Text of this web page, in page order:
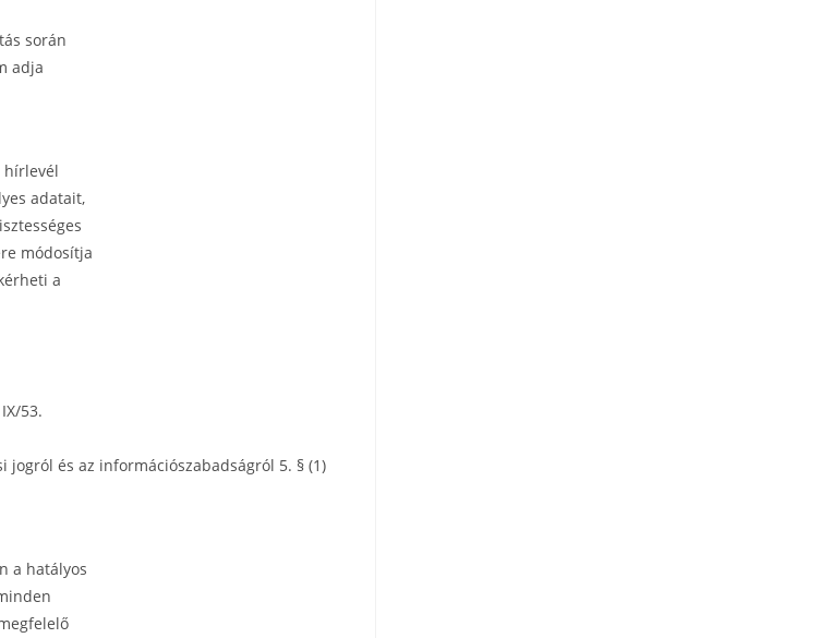
során
adja
hírlevél
adatait,
módosítja
a
53.
jogról és az információszabadságról 5. § (1)
a hatályos